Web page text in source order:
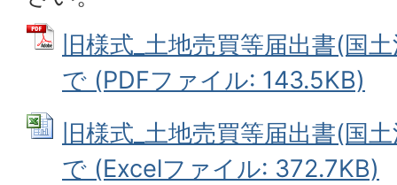
旧様式_土地売買等届出書(国
で (PDFファイル: 143.5KB)
旧様式_土地売買等届出書(国
で (Excelファイル: 372.7KB)